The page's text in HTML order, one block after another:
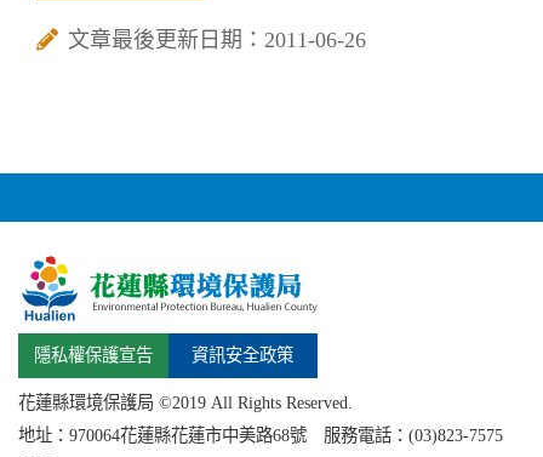
文章最後更新日期：2011-06-26
隱私權保護宣告 資訊安全政策
花蓮縣環境保護局 ©2019 All Rights Reserved.
地址： 970064花蓮縣花蓮市中美路68號 服務電話：(03)823-7575